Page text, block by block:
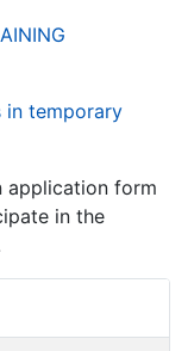
in temporary
application form
in the
Item